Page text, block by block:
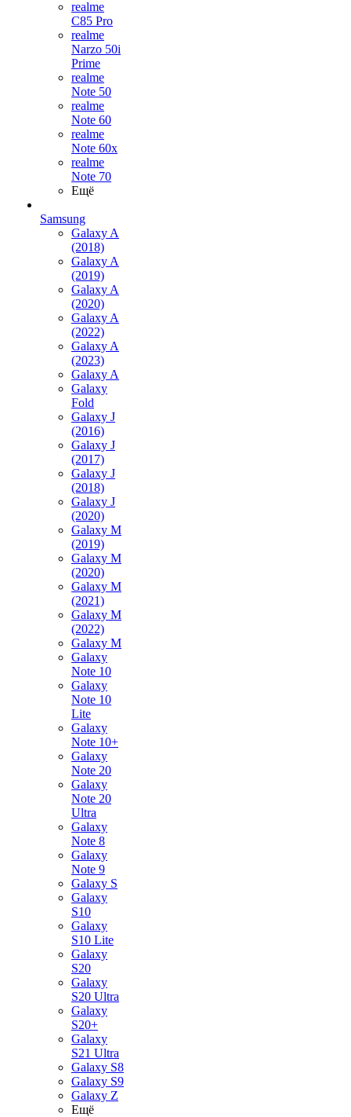
realme
C85 Pro
realme
Narzo 50i
Prime
realme
Note 50
realme
Note 60
realme
Note 60x
realme
Note 70
Ещё
Samsung
Galaxy A
(2018)
Galaxy A
(2019)
Galaxy A
(2020)
Galaxy A
(2022)
Galaxy A
(2023)
Galaxy A
Galaxy
Fold
Galaxy J
(2016)
Galaxy J
(2017)
Galaxy J
(2018)
Galaxy J
(2020)
Galaxy M
(2019)
Galaxy M
(2020)
Galaxy M
(2021)
Galaxy M
(2022)
Galaxy M
Galaxy
Note 10
Galaxy
Note 10
Lite
Galaxy
Note 10+
Galaxy
Note 20
Galaxy
Note 20
Ultra
Galaxy
Note 8
Galaxy
Note 9
Galaxy S
Galaxy
S10
Galaxy
S10 Lite
Galaxy
S20
Galaxy
S20 Ultra
Galaxy
S20+
Galaxy
S21 Ultra
Galaxy S8
Galaxy S9
Galaxy Z
Ещё